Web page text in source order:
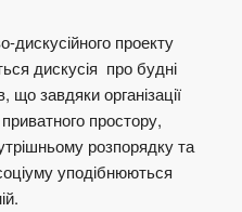
дискусійного проекту
дискусія про будні
що завдяки організації
простору,
розпорядку та
уподібнюються